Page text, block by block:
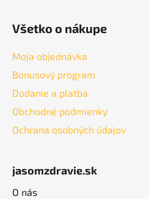
Všetko o nákupe
Moja objednávka
Bonusový program
Dodanie a platba
Obchodné podmienky
Ochrana osobných údajov
jasomzdravie.sk
O nás